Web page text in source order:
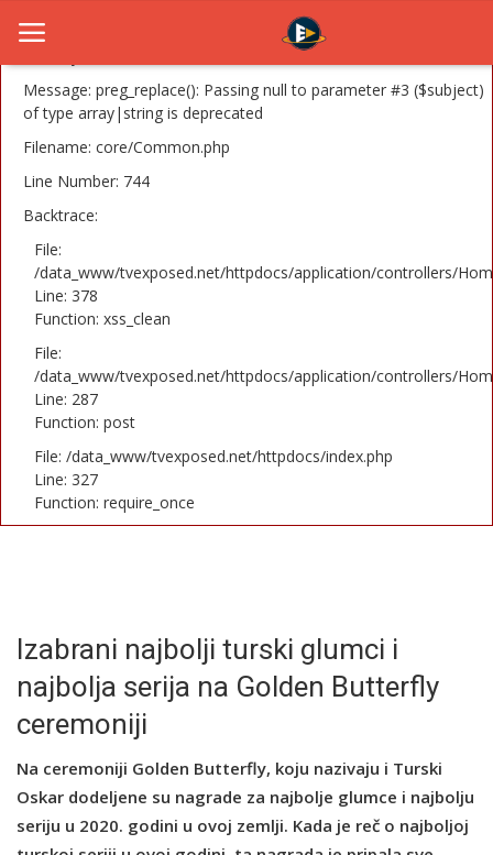
A PHP Error was encountered
Message: preg_replace(): Passing null to parameter #3 ($subject)
of type array|string is deprecated
Filename: core/Common.php
Line Number: 744
Backtrace:
File:
/data_www/tvexposed.net/httpdocs/application/controllers/
Line: 378
Function: xss_clean
File:
/data_www/tvexposed.net/httpdocs/application/controllers/
Line: 287
Function: post
File: /data_www/tvexposed.net/httpdocs/index.php
Line: 327
Function: require_once
Home
TV Serije
Filmovi
Glumci
Contact
Register
Izabrani najbolji turski glumci i
najbolja serija na Golden Butterfly
ceremoniji
Na ceremoniji Golden Butterfly, koju nazivaju i Turski
Oskar dodeljene su nagrade za najbolje glumce i najbolju
seriju u 2020. godini u ovoj zemlji. Kada je reč o najboljoj